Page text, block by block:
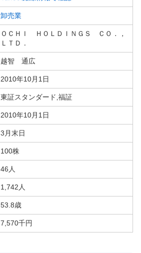
卸売業
ＯＣＨＩ ＨＯＬＤＩＮＧＳ ＣＯ．，
ＬＴＤ．
越智 通広
2010年10月1日
東証スタンダード,福証
2010年10月1日
3月末日
100株
46人
1,742人
53.8歳
7,570千円